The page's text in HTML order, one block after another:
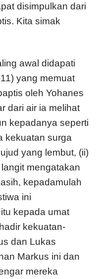
disimpulkan dari
Kita simak
awal didapati
yang memuat
oleh Yohanes
dari air ia melihat
kepadanya seperti
kekuatan surga
yang lembut, (ii)
mengatakan
kepadamulah
ini
kepada umat
kekuatan-
dan Lukas
Markus ini dan
mereka